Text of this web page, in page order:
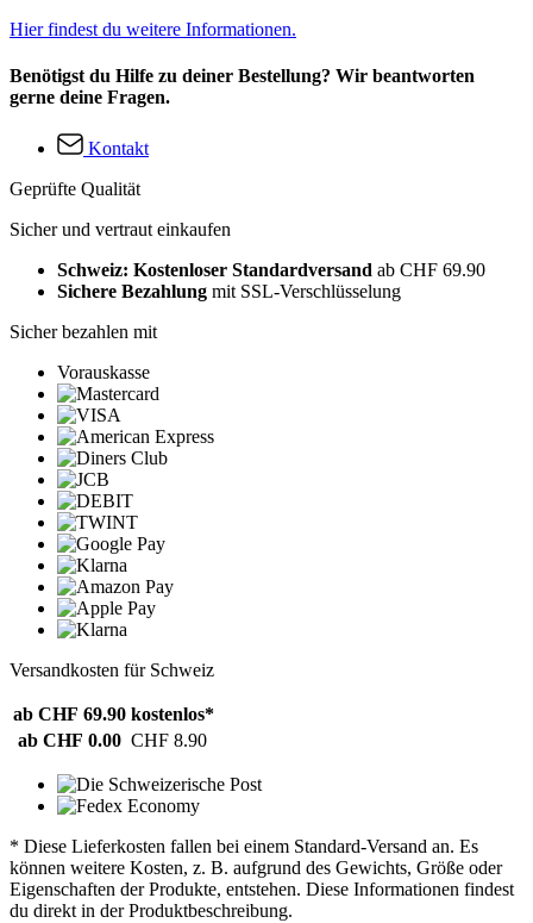
Hier findest du weitere Informationen.
Benötigst du Hilfe zu deiner Bestellung? Wir beantworten
gerne deine Fragen.
Kontakt
Geprüfte Qualität
Sicher und vertraut einkaufen
Schweiz: Kostenloser Standardversand ab CHF 69.90
Sichere Bezahlung mit SSL-Verschlüsselung
Sicher bezahlen mit
Vorauskasse
Versandkosten für Schweiz
ab CHF 69.90 kostenlos*
ab CHF 0.00 CHF 8.90
* Diese Lieferkosten fallen bei einem Standard-Versand an. Es
können weitere Kosten, z. B. aufgrund des Gewichts, Größe oder
Eigenschaften der Produkte, entstehen. Diese Informationen findest
du direkt in der Produktbeschreibung.